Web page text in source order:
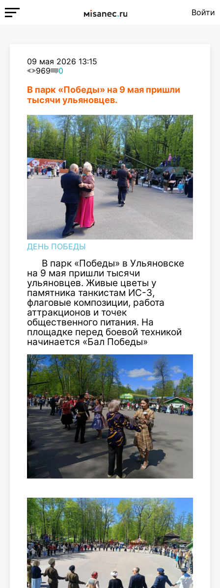
Войти
09 мая 2026 13:15
969
0
В парк «Победы» на 9 мая пришли
тысячи ульяновцев.
ДЕНЬ ПОБЕДЫ
В парк «Победы» в Ульяновске
на 9 мая пришли тысячи
ульяновцев. Живые цветы у
памятника танкистам ИС-3,
флаговые композиции, работа
аттракционов и точек
общественного питания. На
площадке перед боевой техникой
начинается «Бал Победы»